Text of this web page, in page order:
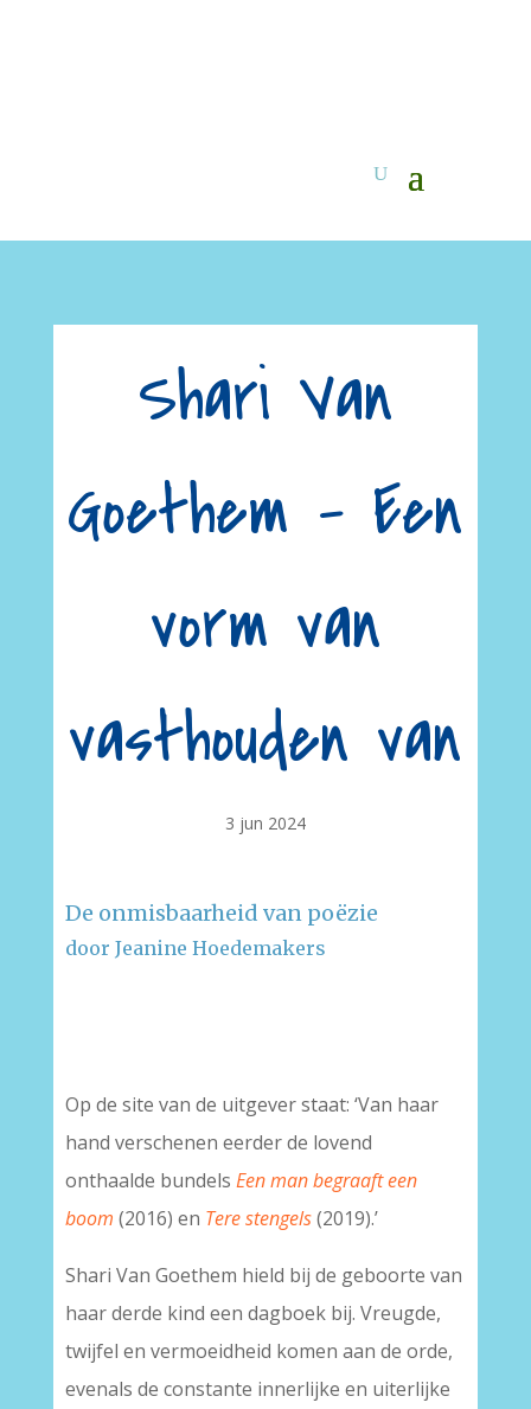
Shari Van
Goethem – Een
vorm van
vasthouden van
3 jun 2024
De onmisbaarheid van poëzie
door Jeanine Hoedemakers
Op de site van de uitgever staat: ‘Van haar
hand verschenen eerder de lovend
onthaalde bundels Een man begraaft een
boom (2016) en Tere stengels(2019).’
Shari Van Goethem hield bij de geboorte van
haar derde kind een dagboek bij. Vreugde,
twijfel en vermoeidheid komen aan de orde,
evenals de constante innerlijke en uiterlijke